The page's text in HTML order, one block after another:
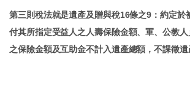
第三則稅法就是遺產及贈與稅16條之9：約定於
付其所指定受益人之人壽保險金額、軍、公教
之保險金額及互助金不計入遺產總額，不課徵遺